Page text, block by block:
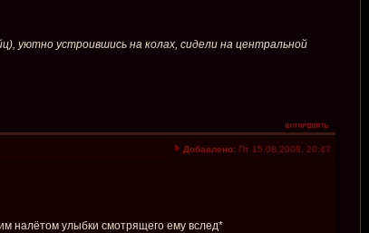
уютно устроившись на колах, сидели на центральной
Добавлено: Пт 15.08.2008, 20:47
налётом улыбки смотрящего ему вслед*